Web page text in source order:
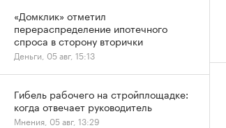
«Домклик» отметил
перераспределение ипотечного
спроса в сторону вторички
Деньги, 05 авг, 15:13
Гибель рабочего на стройплощадке:
когда отвечает руководитель
Мнения, 05 авг, 13:29